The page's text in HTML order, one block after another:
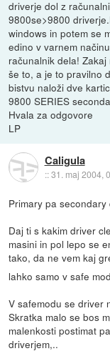
driverje dol z
9800se>9800
windows in potem se
edino v varnem
računalnik dela!
še to, a je to pravilno
bistvu naloži dve
9800 SERIES
Hvala za odgovore
LP
Caligula
::31. maj 2004,
Primary pa
Daj ti s kakim driver
masini in pol lepo se
tako, da ne vem kaj
lahko samo v safe
V safemodu se driver
Skratka malo se bos
malenkosti postimat
driverjem,..